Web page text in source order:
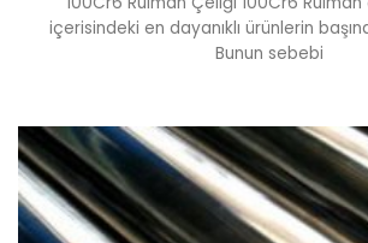
içerisindeki en dayanıklı ürünlerin
Bunun sebebi